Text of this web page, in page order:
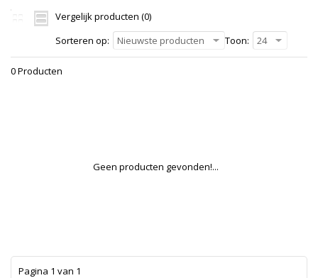
Vergelijk producten (0)
Sorteren op:
Nieuwste producten Toon: 24
0 Producten
Geen producten gevonden!...
Pagina 1 van 1